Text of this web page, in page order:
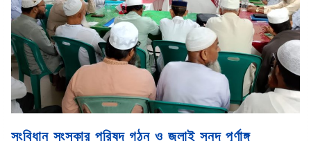
সংবিধান সংস্কার পরিষদ গঠন ও জুলাই সনদ পূর্ণাঙ্গ